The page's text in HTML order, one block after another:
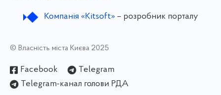
Компанія «Kitsoft»– розробник порталу
© Власність міста Києва 2025
Facebook
Telegram
Telegram-канал голови РДА